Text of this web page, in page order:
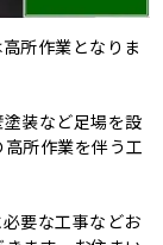
所作業となりま
装など足場を設
所作業を伴う工
要な工事などお